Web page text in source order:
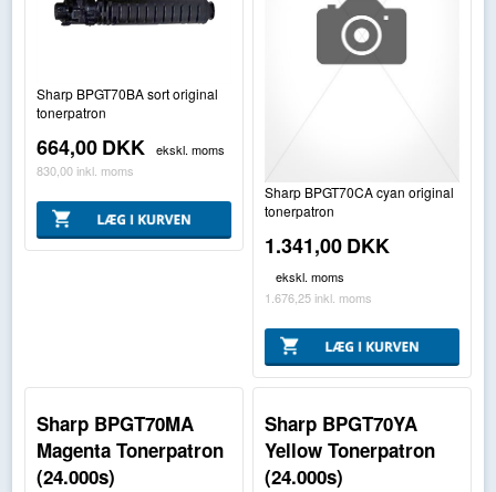
Sharp BPGT70BA sort original
tonerpatron
664,00DKK
ekskl. moms
830,00 inkl. moms
Sharp BPGT70CA cyan original
tonerpatron
1.341,00DKK
ekskl. moms
1.676,25 inkl. moms
Sharp BPGT70MA
Magenta Tonerpatron
(24.000s)
Sharp BPGT70YA
Yellow Tonerpatron
(24.000s)